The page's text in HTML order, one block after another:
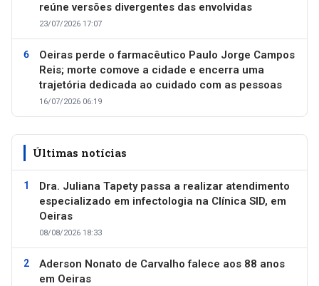
reúne versões divergentes das envolvidas
23/07/2026 17:07
Oeiras perde o farmacêutico Paulo Jorge Campos
Reis; morte comove a cidade e encerra uma
trajetória dedicada ao cuidado com as pessoas
16/07/2026 06:19
Últimas notícias
Dra. Juliana Tapety passa a realizar atendimento
especializado em infectologia na Clínica SID, em
Oeiras
08/08/2026 18:33
Aderson Nonato de Carvalho falece aos 88 anos
em Oeiras